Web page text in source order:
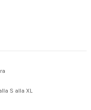
S alla XL